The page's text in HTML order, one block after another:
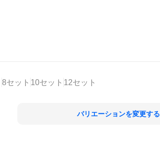
8セット 10セット 12セット
バリエーションを変更する